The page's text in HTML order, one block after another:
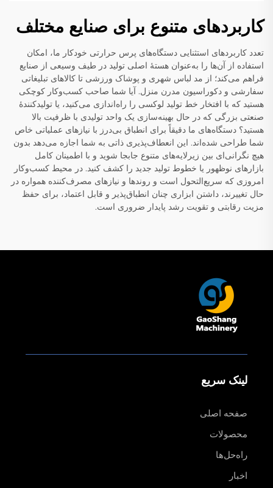
کاربردهای متنوع برای صنایع مختلف
تعدد کاربردهای استثنایی دستگاه‌های پرس حرارتی خودکار ما، امکان
استفاده از آن‌ها را به‌عنوان هستهٔ اصلی تولید در طیف وسیعی از صنایع
فراهم می‌کند؛ از مد لباس شهری و پوشاک ورزشی تا کالاهای تبلیغاتی
سفارشی و دکوراسیون مدرن منزل. آیا شما صاحب کسب‌وکار کوچکی
هستید که با افتخار خط تولید لوکسی را راه‌اندازی می‌کنید، یا تولیدکنندهٔ
صنعتی بزرگی که در حال بهینه‌سازی یک واحد تولیدی با ظرفیت بالا
هستید؟ دستگاه‌های ما دقیقاً برای انطباق بی‌درز با نیازهای عملیاتی خاص
شما طراحی شده‌اند. این انعطاف‌پذیری ذاتی به شما اجازه می‌دهد بدون
هیچ نگرانی‌ای بین زیرلایه‌های متنوع جابجا شوید و با اطمینان کامل
بازارهای نوظهور یا خطوط تولید جدید را کشف کنید. در محیط کسب‌وکار
امروزی که سریع‌التحول است و روندها و نیازهای مصرف‌کننده همواره در
حال تغییرند، داشتن ابزاری چنان انطباق‌پذیر و قابل اعتماد، برای حفظ
مزیت رقابتی و تقویت رشد پایدار ضروری است.
لینک سریع
صفحه اصلی
محصولات
راه‌حل‌ها
اخبار